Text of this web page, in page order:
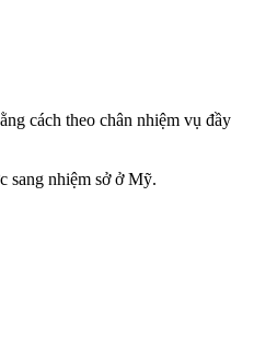
cách theo chân nhiệm vụ đầy
sang nhiệm sở ở Mỹ.